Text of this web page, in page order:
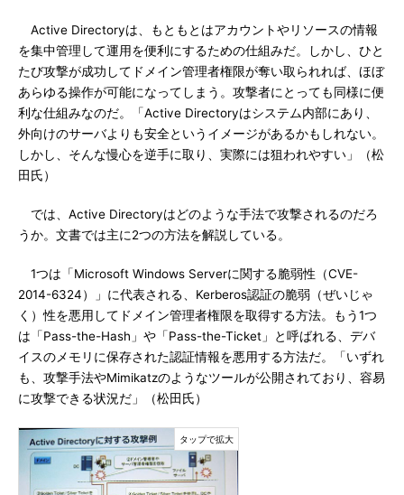
Active Directoryは、もともとはアカウントやリソースの情報
を集中管理して運用を便利にするための仕組みだ。しかし、ひと
たび攻撃が成功してドメイン管理者権限が奪い取られれば、ほぼ
あらゆる操作が可能になってしまう。攻撃者にとっても同様に便
利な仕組みなのだ。「Active Directoryはシステム内部にあり、
外向けのサーバよりも安全というイメージがあるかもしれない。
しかし、そんな慢心を逆手に取り、実際には狙われやすい」（松
田氏）
では、Active Directoryはどのような手法で攻撃されるのだろ
うか。文書では主に2つの方法を解説している。
1つは「Microsoft Windows Serverに関する脆弱性（CVE-
2014-6324）」に代表される、Kerberos認証の脆弱（ぜいじゃ
く）性を悪用してドメイン管理者権限を取得する方法。もう1つ
は「Pass-the-Hash」や「Pass-the-Ticket」と呼ばれる、デバ
イスのメモリに保存された認証情報を悪用する方法だ。「いずれ
も、攻撃手法やMimikatzのようなツールが公開されており、容易
に攻撃できる状況だ」（松田氏）